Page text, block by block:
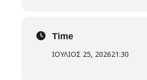
Time
ΙΟΥΛΙΟΣ 25, 202621:30